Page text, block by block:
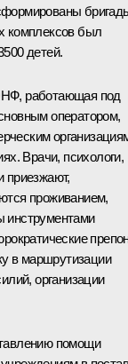
комплексов был
детей.
работающая под
оператором,
Врачи, психологи,
приезжают,
проживанием,
инструментами
в маршрутизации
организации
помощи